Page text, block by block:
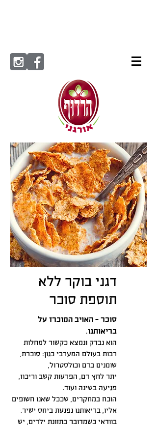
דגני בוקר ללא
תוספת סוכר
סוכר - האויב המוכרז על
בריאותנו.
הוא נבדק ונמצא כקשור למחלות
רבות בעולם המערבי כגון: סוכרת,
שומנים בדם וכולסטרול,
יתר לחץ דם, הפרעות קשב וריכוז,
פגיעה בשינה ועוד.
הוכח במחקרים, שככל שאנו חשופים
אליו, בריאותנו נפגעת ביחס ישיר.
בוודאי כשמדובר בתזונת ילדים, יש